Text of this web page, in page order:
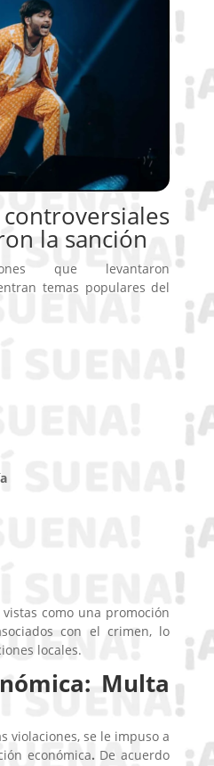
la sanción
que
levantaron
temas populares del
como una promoción
con el crimen, lo
locales.
Multa
violaciones, se le impuso a
económica. De acuerdo